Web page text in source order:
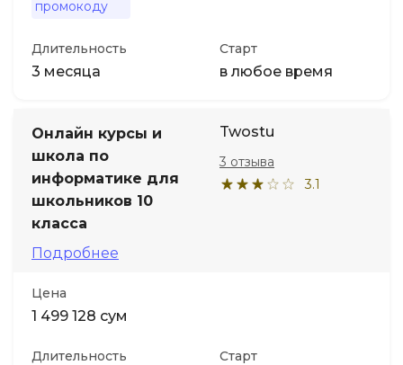
промокоду
Длительность
3 месяца
Старт
в любое время
Онлайн курсы и
школа по
информатике для
школьников 10
класса
Подробнее
Twostu
3.1
3 отзыва
Цена
1 499 128 сум
Длительность Старт